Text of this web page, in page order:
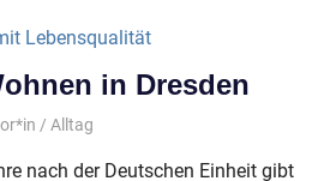
in Dresden
Alltag
nach der Deutschen Einheit gibt